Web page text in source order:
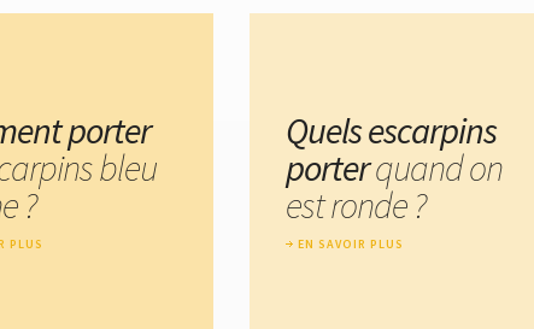
porter
bleu
?
PLUS
Quels escarpins
porterquand on
est ronde ?
EN SAVOIR PLUS